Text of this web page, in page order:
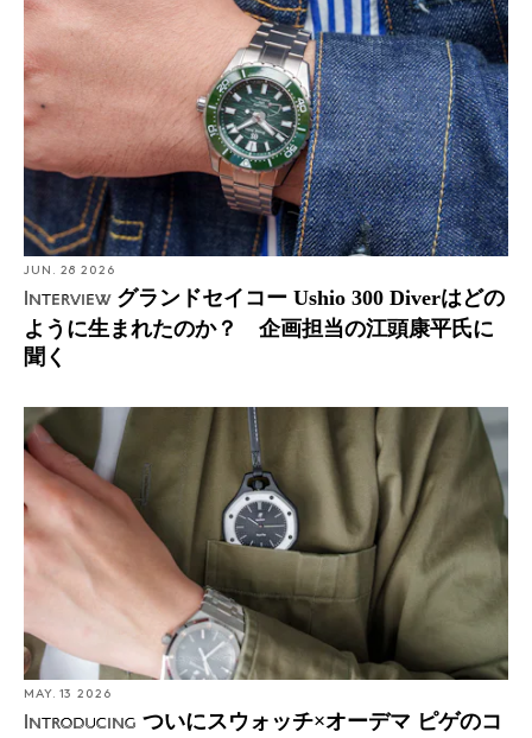
JUN. 28 2026
Interviewグランドセイコー Ushio 300 Diverはどの
ように生まれたのか？ 企画担当の江頭康平氏に
聞く
MAY. 13 2026
Introducing ついにスウォッチ×オーデマ ピゲのコ